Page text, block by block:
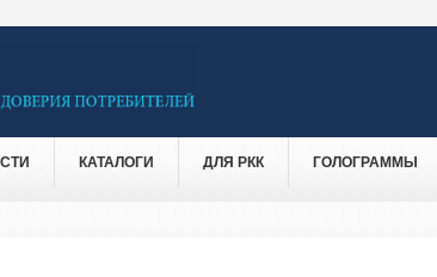
КАТАЛОГИ ДЛЯ РКК ГОЛОГРАММЫ